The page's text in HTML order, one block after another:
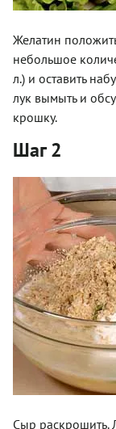
Желатин
небольшое
л.) и оставить
лук вымыть и
крошку.
Шаг 2
Сыр раскрошить.